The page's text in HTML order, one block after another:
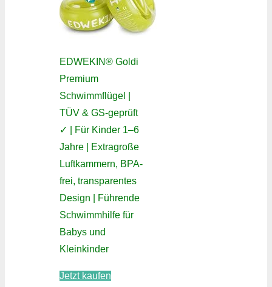
EDWEKIN® Goldi
Premium
Schwimmflügel |
TÜV & GS-geprüft
✓ | Für Kinder 1–6
Jahre | Extragroße
Luftkammern, BPA-
frei, transparentes
Design | Führende
Schwimmhilfe für
Babys und
Kleinkinder
Jetzt kaufen